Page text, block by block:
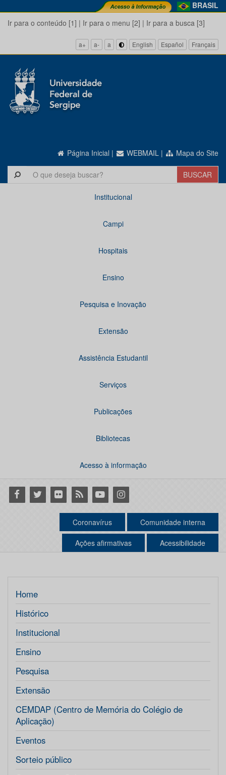
BRASIL
Ir para o conteúdo [1] | Ir para o menu [2] | Ir para a busca [3]
a+ a- a English Español Français
Página Inicial | WEBMAIL | Mapa do Site
Institucional
Campi
Hospitais
Ensino
Pesquisa e Inovação
Extensão
Assistência Estudantil
Serviços
Publicações
Bibliotecas
Acesso à informação
Facebook
Twitter Flickr RSS YoutubeInstagram
Coronavírus Comunidade interna
Ações afirmativas Acessibilidade
Home
Histórico
Institucional
Ensino
Pesquisa
Extensão
CEMDAP (Centro de Memória do Colégio de
Aplicação)
Eventos
Sorteio público